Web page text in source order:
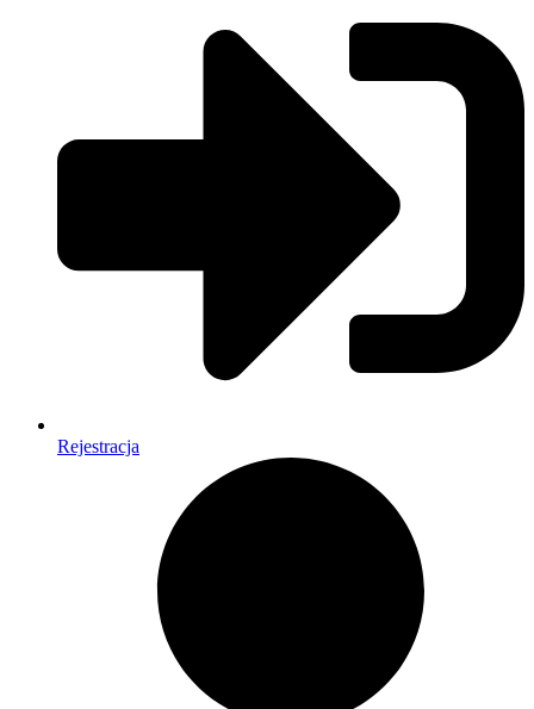
Rejestracja